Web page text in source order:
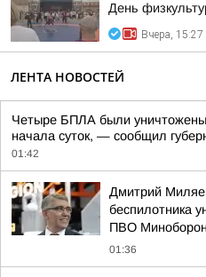
День
Вчера, 15:27
ЛЕНТА НОВОСТЕЙ
Четыре БПЛА были уничтожены
начала суток, — сообщил
01:42
Дмитрий
беспилотника
ПВО
01:36